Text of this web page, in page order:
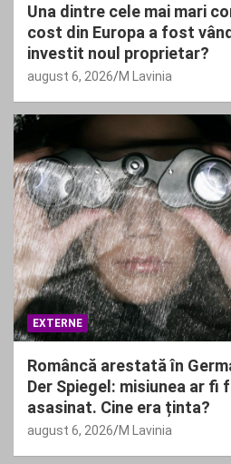
Una dintre cele mai mari
cost din Europa a fost
investit noul proprietar?
august 6, 2026 M Lavinia
EXTERNE
Româncă arestată în
Der Spiegel: misiunea ar
asasinat. Cine era ținta?
august 6, 2026 M Lavinia